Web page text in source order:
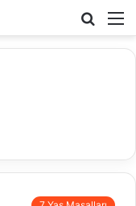
Arama